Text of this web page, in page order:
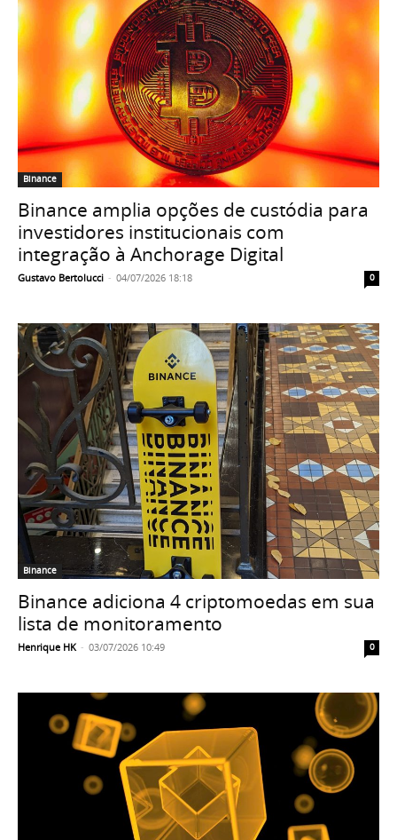
Binance
Binance amplia opções de custódia para
investidores institucionais com
integração à Anchorage Digital
Gustavo Bertolucci - 04/07/2026 18:18 0
Binance
Binance adiciona 4 criptomoedas em sua
lista de monitoramento
Henrique HK - 03/07/2026 10:49 0